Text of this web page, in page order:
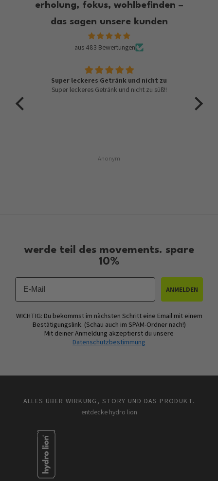
erholung, fokus, wohlbefinden –
das sagen unsere kunden
aus 483 Bewertungen
Super leckeres Getränk und nicht zu
Super leckeres Getränk und nicht zu süß!!
Anonym
werde teil des movements. spare
10%
Email
ANMELDEN
WICHTIG: Du bekommst im nächsten Schritt eine Email mit einem
Bestätigungslink. (Schau auch im SPAM-Ordner nach!)
Mit deiner Anmeldung akzeptierst du unsere
Datenschutzbestimmung
ALLES ÜBER WIRKUNG, STORY UND DAS PRODUKT.
entdecke hydro lion